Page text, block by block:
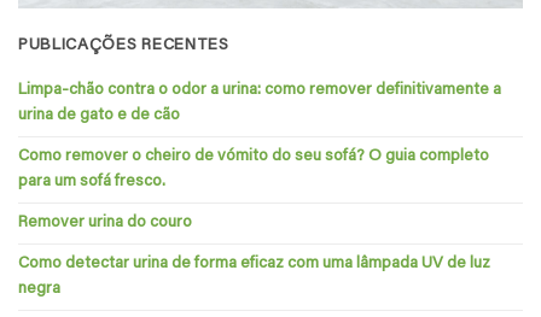
PUBLICAÇÕES RECENTES
Limpa-chão contra o odor a urina: como remover definitivamente a
urina de gato e de cão
Como remover o cheiro de vómito do seu sofá? O guia completo
para um sofá fresco.
Remover urina do couro
Como detectar urina de forma eficaz com uma lâmpada UV de luz
negra